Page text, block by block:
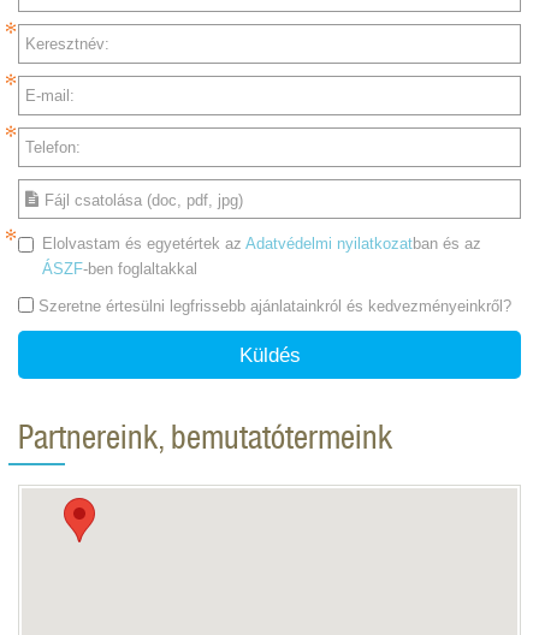
Keresztnév:
E-mail:
Telefon:
Fájl csatolása (doc, pdf, jpg)
Elolvastam és egyetértek az Adatvédelmi nyilatkozatban és az
ÁSZF-ben foglaltakkal
Szeretne értesülni legfrissebb ajánlatainkról és kedvezményeinkről?
Küldés
Partnereink, bemutatótermeink